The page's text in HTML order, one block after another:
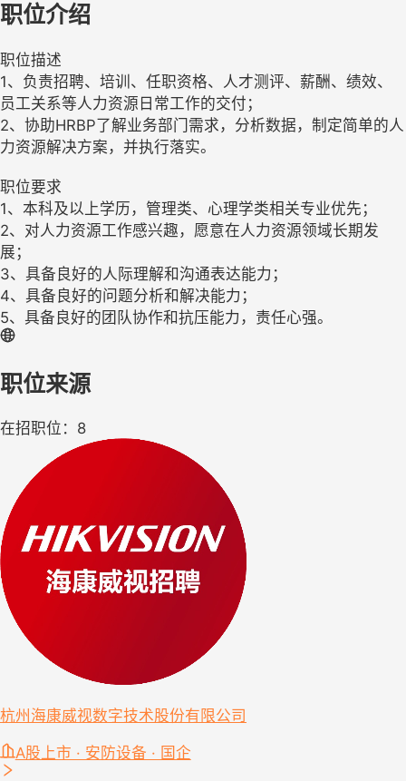
职位介绍
职位描述
1、负责招聘、培训、任职资格、人才测评、薪酬、绩效、
员工关系等人力资源日常工作的交付；
2、协助HRBP了解业务部门需求，分析数据，制定简单的人
力资源解决方案，并执行落实。
职位要求
1、本科及以上学历，管理类、心理学类相关专业优先；
2、对人力资源工作感兴趣，愿意在人力资源领域长期发
展；
3、具备良好的人际理解和沟通表达能力；
4、具备良好的问题分析和解决能力；
5、具备良好的团队协作和抗压能力，责任心强。
职位来源
在招职位：8
杭州海康威视数字技术股份有限公司
A股上市 · 安防设备 · 国企